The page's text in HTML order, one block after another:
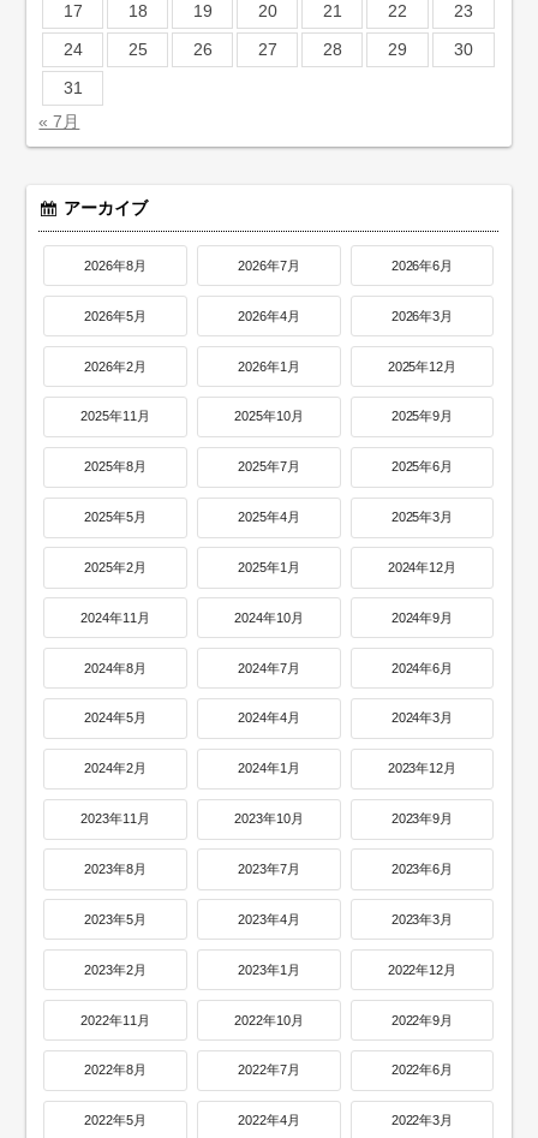
17
18 19 20 21 22
23
24
25 26 27 28 29
30
31
« 7月
アーカイブ
2026年8月 2026年7月 2026年6月
2026年5月 2026年4月 2026年3月
2026年2月 2026年1月 2025年12月
2025年11月 2025年10月 2025年9月
2025年8月 2025年7月 2025年6月
2025年5月 2025年4月 2025年3月
2025年2月 2025年1月 2024年12月
2024年11月 2024年10月 2024年9月
2024年8月 2024年7月 2024年6月
2024年5月 2024年4月 2024年3月
2024年2月 2024年1月 2023年12月
2023年11月 2023年10月 2023年9月
2023年8月 2023年7月 2023年6月
2023年5月 2023年4月 2023年3月
2023年2月 2023年1月 2022年12月
2022年11月 2022年10月 2022年9月
2022年8月 2022年7月 2022年6月
2022年5月 2022年4月 2022年3月